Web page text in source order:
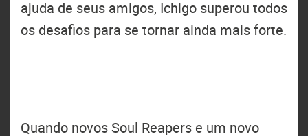
ajuda de seus amigos, Ichigo superou todos
os desafios para se tornar ainda mais forte.
Quando novos Soul Reapers e um novo